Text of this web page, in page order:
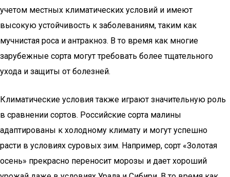
учетом местных климатических условий и имеют
высокую устойчивость к заболеваниям, таким как
мучнистая роса и антракноз. В то время как многие
зарубежные сорта могут требовать более тщательного
ухода и защиты от болезней.
Климатические условия также играют значительную роль
в сравнении сортов. Российские сорта малины
адаптированы к холодному климату и могут успешно
расти в условиях суровых зим. Например, сорт «Золотая
осень» прекрасно переносит морозы и дает хороший